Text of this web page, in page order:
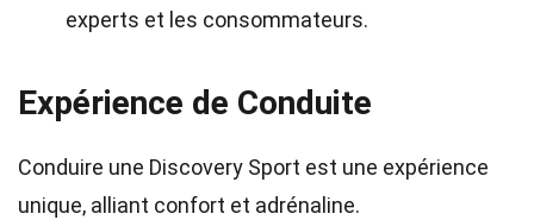
experts et les consommateurs.
Expérience de Conduite
Conduire une Discovery Sport est une expérience
unique, alliant confort et adrénaline.